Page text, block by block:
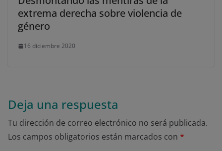
extrema derecha sobre violencia de
género
16 diciembre 2020
Deja una respuesta
Tu dirección de correo electrónico no será publicada.
Los campos obligatorios están marcados con *
No dar mi información personal
Opciones de cookies